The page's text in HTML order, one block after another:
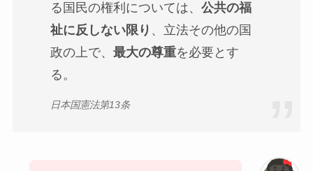
る国民の権利については、 公共の福
祉に反しない限り 、立法その他の国
政の上で、 最大の尊重を必要とす
る。
日本国憲法第13条